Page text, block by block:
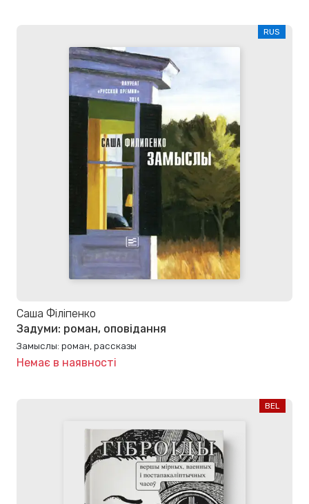
RUS
Саша Філіпенко
Задуми: роман, оповідання
Замыслы: роман, рассказы
Немає в наявності
BEL